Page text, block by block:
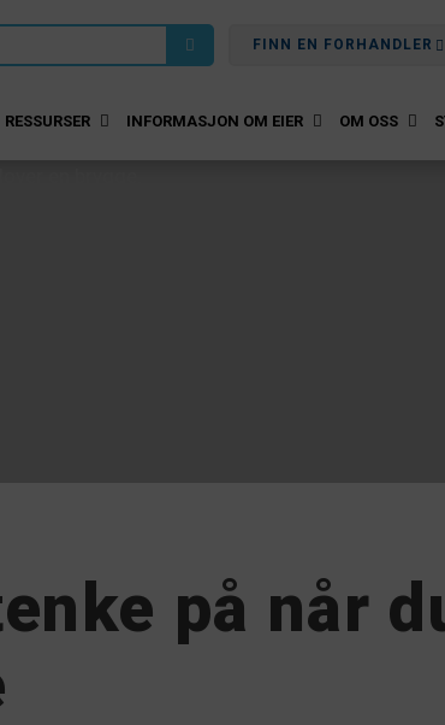
FINN EN FORHANDLER
RESSURSER INFORMASJON OM EIER OM OSS
på når